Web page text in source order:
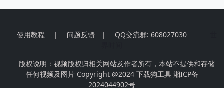
使用教程 | 问题反馈 | QQ交流群: 608027030
版权说明：视频版权归相关网站及作者所有，本站不提供和存储
任何视频及图片 Copyright @2024 下载狗工具 湘ICP备
2024044902号